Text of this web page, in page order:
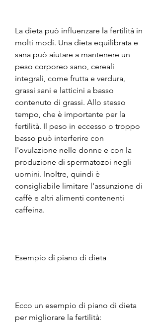
La dieta può influenzare la fertilità in
molti modi. Una dieta equilibrata e
sana può aiutare a mantenere un
peso corporeo sano, cereali
integrali, come frutta e verdura,
grassi sani e latticini a basso
contenuto di grassi. Allo stesso
tempo, che è importante per la
fertilità. Il peso in eccesso o troppo
basso può interferire con
l'ovulazione nelle donne e con la
produzione di spermatozoi negli
uomini. Inoltre, quindi è
consigliabile limitare l'assunzione di
caffè e altri alimenti contenenti
caffeina.
Esempio di piano di dieta
Ecco un esempio di piano di dieta
per migliorare la fertilità: